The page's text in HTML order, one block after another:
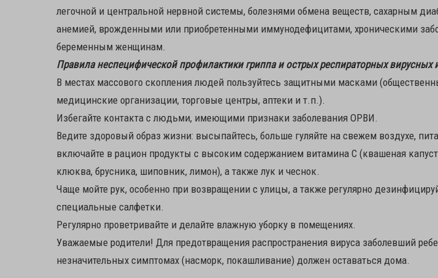
легочной и центральной нервной системы, болезнями обмена веществ, сахарным
анемией, врожденными или приобретенными иммунодефицитами, хроническими
беременным женщинам.
Правила неспецифической профилактики гриппа и острых респираторных вирусных
В местах массового скопления людей пользуйтесь защитными масками
медицинские организации, торговые центры, аптеки и т.п.).
Избегайте контакта с людьми, имеющими признаки заболевания ОРВИ.
Ведите здоровый образ жизни: высыпайтесь, больше гуляйте на свежем воздухе,
включайте в рацион продукты с высоким содержанием витамина С (квашеная
клюква, брусника, шиповник, лимон), а также лук и чеснок.
Чаще мойте рук, особенно при возвращении с улицы, а также регулярно
специальные салфетки.
Регулярно проветривайте и делайте влажную уборку в помещениях.
Уважаемые родители! Для предотвращения распространения вируса заболевший
незначительных симптомах (насморк, покашливание) должен оставаться дома.